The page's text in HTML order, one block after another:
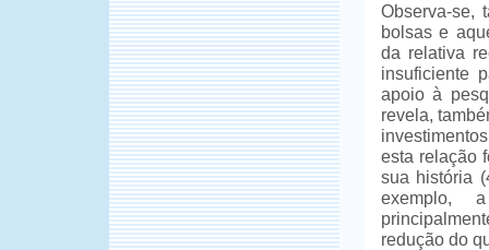
Observa-se,
bolsas e
da relativa
insuficiente
apoio à
revela,
esta relação
sua história
exemplo,
redução do